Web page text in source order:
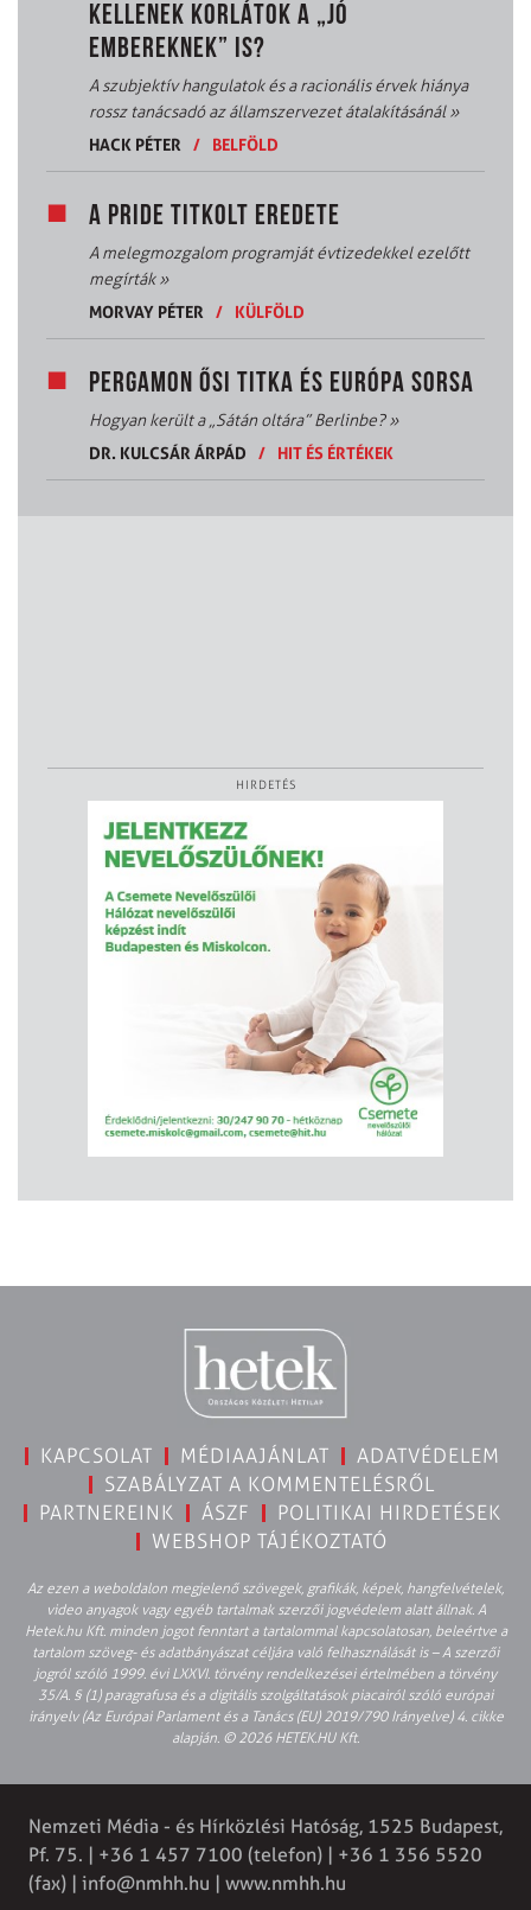
KELLENEK KORLÁTOK A „JÓ
EMBEREKNEK” IS?
A szubjektív hangulatok és a racionális érvek hiánya
rossz tanácsadó az államszervezet átalakításánál»
HACK PÉTER
/ BELFÖLD
A PRIDE TITKOLT EREDETE
A melegmozgalom programját évtizedekkel ezelőtt
megírták»
MORVAY PÉTER
/ KÜLFÖLD
PERGAMON ŐSI TITKA ÉS EURÓPA SORSA
Hogyan került a „Sátán oltára” Berlinbe?»
DR. KULCSÁR ÁRPÁD
/ HIT ÉS ÉRTÉKEK
HIRDETÉS
KAPCSOLAT MÉDIAAJÁNLAT
ADATVÉDELEM
SZABÁLYZAT A KOMMENTELÉSRŐL
PARTNEREINK
ÁSZF
POLITIKAI HIRDETÉSEK
WEBSHOP TÁJÉKOZTATÓ
Az ezen a weboldalon megjelenő szövegek, grafikák, képek, hangfelvételek,
video anyagok vagy egyéb tartalmak szerzői jogvédelem alatt állnak. A
Hetek.hu Kft. minden jogot fenntart a tartalommal kapcsolatosan, beleértve a
tartalom szöveg- és adatbányászat céljára való felhasználását is – A szerzői
jogról szóló 1999. évi LXXVI. törvény rendelkezései értelmében a törvény
35/A. § (1) paragrafusa és a digitális szolgáltatások piacairól szóló európai
irányelv (Az Európai Parlament és a Tanács (EU) 2019/790 Irányelve) 4. cikke
alapján. © 2026 HETEK.HU Kft.
Nemzeti Média - és Hírközlési Hatóság, 1525 Budapest,
Pf. 75. | +36 1 457 7100 (telefon) | +36 1 356 5520
(fax) | info@nmhh.hu | www.nmhh.hu